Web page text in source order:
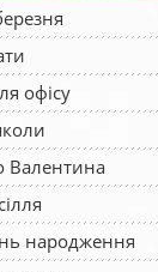
офісу
Валентина
народження